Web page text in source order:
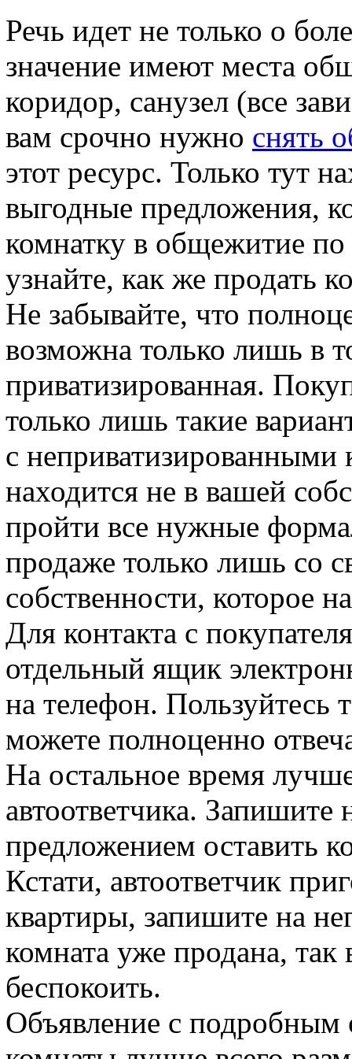
Речь идет не только о
значение имеют места
коридор, санузел (все
вам срочно нужно снять
этот ресурс. Только тут
выгодные предложения,
комнатку в общежитие
узнайте, как же продать
Не забывайте, что
возможна только лишь в
приватизированная.
только лишь такие
с неприватизированными
находится не в вашей
пройти все нужные
продаже только лишь со
собственности, которое
Для контакта с
отдельный ящик
на телефон. Пользуйтесь
можете полноценно
На остальное время
автоответчика. Запишите
предложением оставить
Кстати, автоответчик
квартиры, запишите на
комната уже продана,
беспокоить.
Объявление с подробным